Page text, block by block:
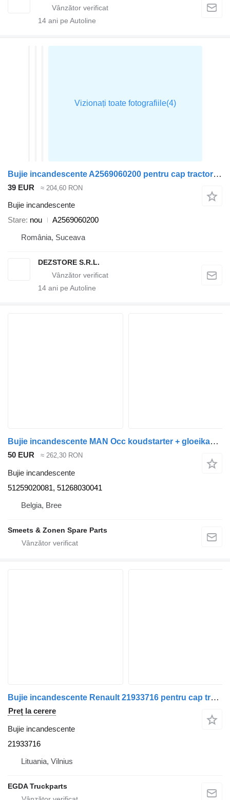
14 ani pe Autoline
Bujie incandescente A2569060200 pentru cap tractor Mercedes-Benz E CLASS
39 EUR ≈ 204,60 RON
Bujie incandescente
Stare nou
A2569060200
România, Suceava
DEZSTORE S.R.L.
14 ani pe Autoline
Bujie incandescente MAN Occ koudstarter + gloeikaars D2676 51259020081 pentru camion
50 EUR ≈ 262,30 RON
Bujie incandescente
51259020081, 51268030041
Belgia, Bree
Smeets & Zonen Spare Parts
Bujie incandescente Renault 21933716 pentru cap tractor Renault
Preț la cerere
Bujie incandescente
21933716
Lituania, Vilnius
EGDA Truckparts